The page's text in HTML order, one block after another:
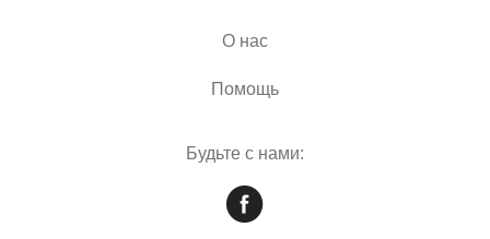
О нас
Помощь
Будьте с нами: